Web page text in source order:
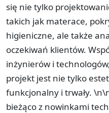
się nie tylko
takich jak materace,
higieniczne, ale także
oczekiwań klientów.
inżynierów i
projekt jest nie tylko
funkcjonalny i trwały.
bieżąco z nowinkami